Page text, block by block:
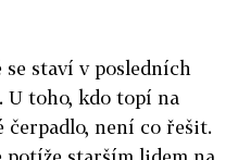
staví v posledních
U toho, kdo topí na
čerpadlo, není co řešit.